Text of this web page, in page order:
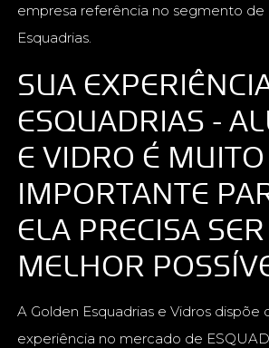
empresa referência no segmento de
Esquadrias.
SUA
ESQUADRIAS -
E VIDRO É MUITO
IMPORTANTE
ELA PRECISA
MELHOR
A Golden Esquadrias e Vidros dispõe
experiência no mercado de